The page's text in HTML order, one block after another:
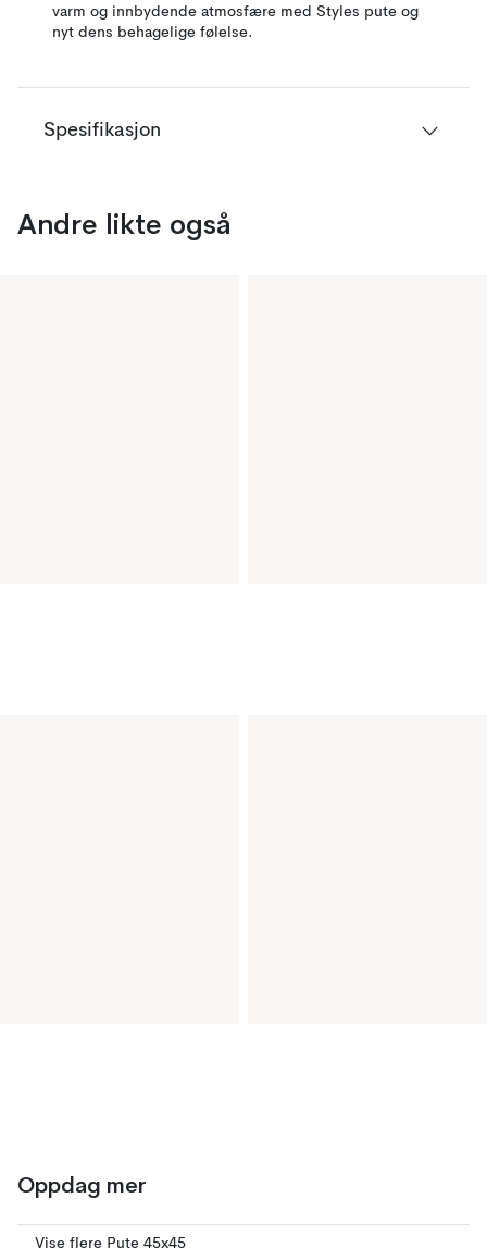
varm og innbydende atmosfære med Styles pute og
nyt dens behagelige følelse.
Spesifikasjon
Andre likte også
Oppdag mer
Vise flere Pute 45x45